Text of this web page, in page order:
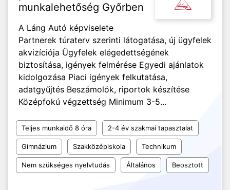
munkalehetőség Győrben
A Láng Autó képviselete
Partnerek túraterv szerinti látogatása, új ügyfelek
akvizíciója Ügyfelek elégedettségének
biztosítása, igények felmérése Egyedi ajánlatok
kidolgozása Piaci igények felkutatása,
adatgyűjtés Beszámolók, riportok készítése
Középfokú végzettség Minimum 3-5...
Teljes munkaidő 8 óra 2-4 év szakmai tapasztalat
Gimnázium Szakközépiskola Technikum
Nem szükséges nyelvtudás Általános Beosztott